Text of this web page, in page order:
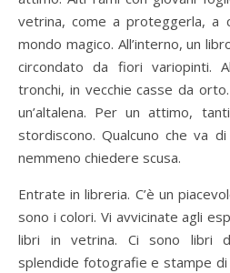
vetrina, come a proteggerla, a
mondo magico. All’interno, un
circondato da fiori variopinti.
tronchi, in vecchie casse da
un’altalena. Per un attimo,
stordiscono. Qualcuno che va
nemmeno chiedere scusa.
Entrate in libreria. C’è un
sono i colori. Vi avvicinate agli
libri in vetrina. Ci sono libri
splendide fotografie e stampe